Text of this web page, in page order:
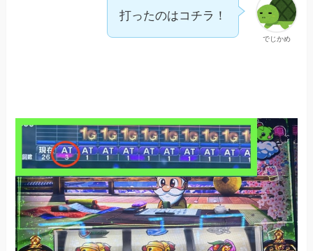
でじかめ
打ったのはコチラ！